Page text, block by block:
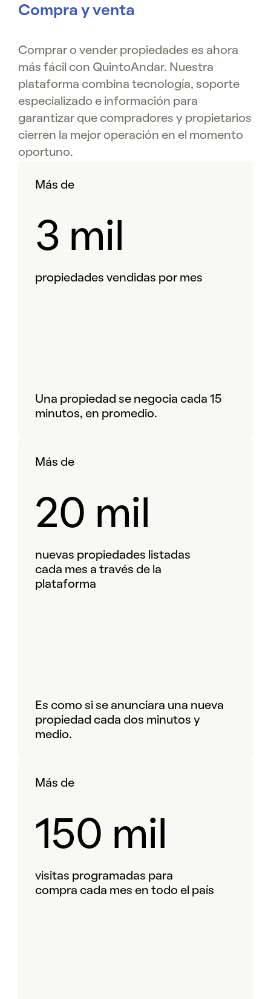
Compra y venta
Comprar o vender propiedades es ahora
más fácil con QuintoAndar. Nuestra
plataforma combina tecnología, soporte
especializado e información para
garantizar que compradores y propietarios
cierren la mejor operación en el momento
oportuno.
Más de
3 mil
propiedades vendidas por mes
Una propiedad se negocia cada 15
minutos, en promedio.
Más de
20 mil
nuevas propiedades listadas
cada mes a través de la
plataforma
Es como si se anunciara una nueva
propiedad cada dos minutos y
medio.
Más de
150 mil
visitas programadas para
compra cada mes en todo el país